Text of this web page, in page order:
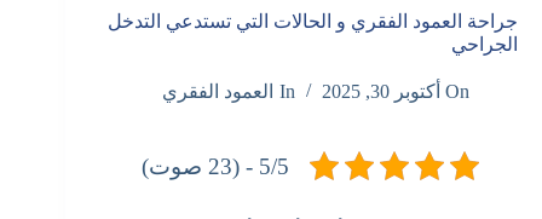
جراحة العمود الفقري و الحالات التي تستدعي التدخل
الجراحي
On أكتوبر 30, 2025 In العمود الفقري
5/5 - (23 صوت)